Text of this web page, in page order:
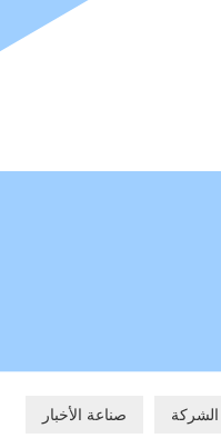
الشركة صناعة الأخبار